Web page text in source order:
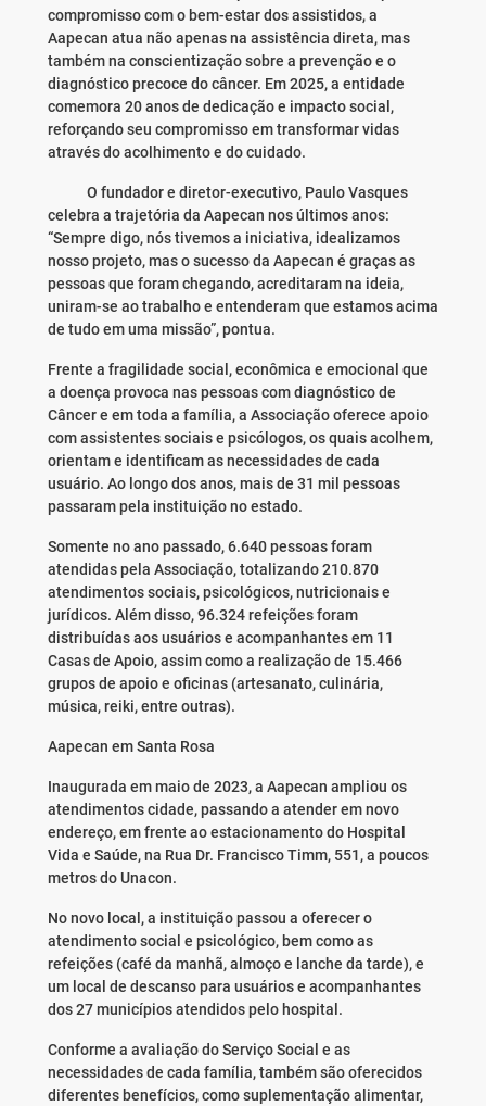
compromisso com o bem-estar dos assistidos, a
Aapecan atua não apenas na assistência direta, mas
também na conscientização sobre a prevenção e o
diagnóstico precoce do câncer. Em 2025, a entidade
comemora 20 anos de dedicação e impacto social,
reforçando seu compromisso em transformar vidas
através do acolhimento e do cuidado.
O fundador e diretor-executivo, Paulo Vasques
celebra a trajetória da Aapecan nos últimos anos:
“Sempre digo, nós tivemos a iniciativa, idealizamos
nosso projeto, mas o sucesso da Aapecan é graças as
pessoas que foram chegando, acreditaram na ideia,
uniram-se ao trabalho e entenderam que estamos acima
de tudo em uma missão”, pontua.
Frente a fragilidade social, econômica e emocional que
a doença provoca nas pessoas com diagnóstico de
Câncer e em toda a família, a Associação oferece apoio
com assistentes sociais e psicólogos, os quais acolhem,
orientam e identificam as necessidades de cada
usuário. Ao longo dos anos, mais de 31 mil pessoas
passaram pela instituição no estado.
Somente no ano passado, 6.640 pessoas foram
atendidas pela Associação, totalizando 210.870
atendimentos sociais, psicológicos, nutricionais e
jurídicos. Além disso, 96.324 refeições foram
distribuídas aos usuários e acompanhantes em 11
Casas de Apoio, assim como a realização de 15.466
grupos de apoio e oficinas (artesanato, culinária,
música, reiki, entre outras).
Aapecan em Santa Rosa
Inaugurada em maio de 2023, a Aapecan ampliou os
atendimentos cidade, passando a atender em novo
endereço, em frente ao estacionamento do Hospital
Vida e Saúde, na Rua Dr. Francisco Timm, 551, a poucos
metros do Unacon.
No novo local, a instituição passou a oferecer o
atendimento social e psicológico, bem como as
refeições (café da manhã, almoço e lanche da tarde), e
um local de descanso para usuários e acompanhantes
dos 27 municípios atendidos pelo hospital.
Conforme a avaliação do Serviço Social e as
necessidades de cada família, também são oferecidos
diferentes benefícios, como suplementação alimentar,